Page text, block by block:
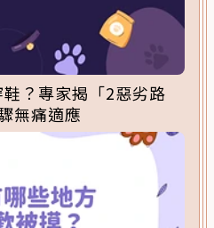
？專家揭「2惡劣路
無痛適應